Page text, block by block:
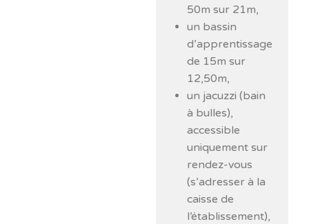
50m sur 21m,
un bassin
d’apprentissage
de 15m sur
12,50m,
un jacuzzi (bain
à bulles),
accessible
uniquement sur
rendez-vous
(s’adresser à la
caisse de
l’établissement),